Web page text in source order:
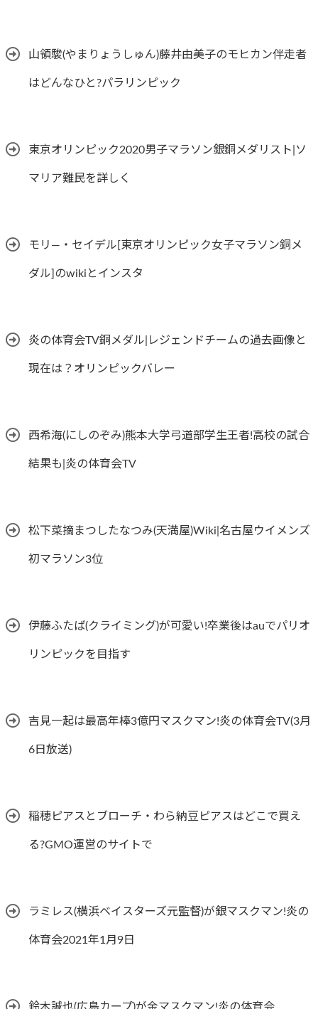
山領駿(やまりょうしゅん)藤井由美子のモヒカン伴走者
はどんなひと?パラリンピック
東京オリンピック2020男子マラソン銀銅メダリスト|ソ
マリア難民を詳しく
モリ―・セイデル[東京オリンピック女子マラソン銅メ
ダル]のwikiとインスタ
炎の体育会TV銅メダル|レジェンドチームの過去画像と
現在は？オリンピックバレー
西希海(にしのぞみ)熊本大学弓道部学生王者!高校の試合
結果も|炎の体育会TV
松下菜摘まつしたなつみ(天満屋)Wiki|名古屋ウイメンズ
初マラソン3位
伊藤ふたば(クライミング)が可愛い!卒業後はauでパリオ
リンピックを目指す
吉見一起は最高年棒3億円マスクマン!炎の体育会TV(3月
6日放送)
稲穂ピアスとブローチ・わら納豆ピアスはどこで買え
る?GMO運営のサイトで
ラミレス(横浜ベイスターズ元監督)が銀マスクマン!炎の
体育会2021年1月9日
鈴木誠也(広島カープ)が金マスクマン!炎の体育会